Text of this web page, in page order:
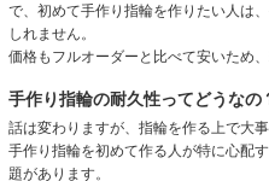
で、初めて手作り指輪を作りたい人は
しれません。
価格もフルオーダーと比べて安いため
手作り指輪の耐久性ってどうなの
話は変わりますが、指輪を作る上で大
手作り指輪を初めて作る人が特に心配
題があります。